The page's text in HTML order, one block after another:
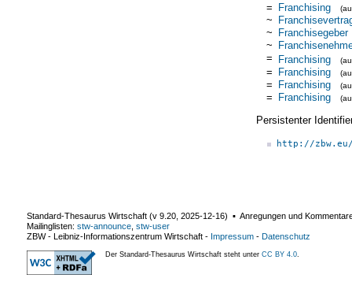
= Franchising
~
~ Franchisegeber
~
= Franchising
= Franchising
= Franchising
= Franchising
Persistenter
http://
Standard-Thesaurus Wirtschaft (v 9.20 2025-12-16) ▪ Anregungen und
Mailinglisten: stw-announce stw-user
ZBW - Leibniz-Informationszentrum Wirtschaft - Impressum - Datenschutz
Der Standard-Thesaurus Wirtschaft steht unter CC BY 4.0